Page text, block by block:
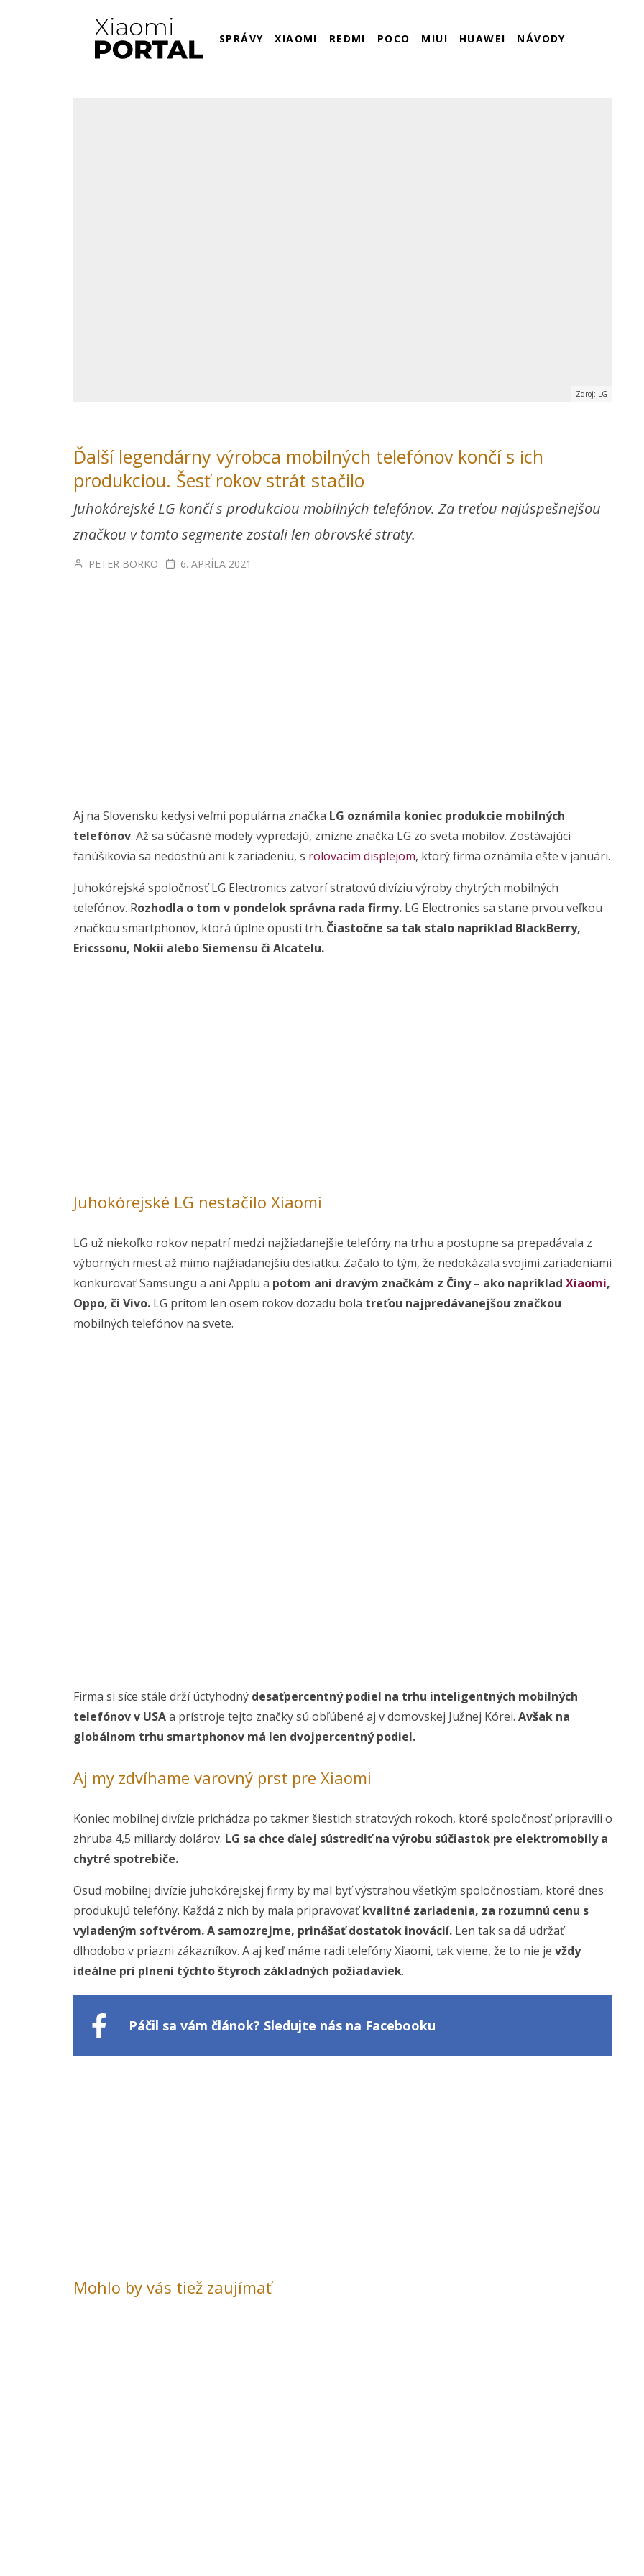
SPRÁVY XIAOMI REDMI POCO MIUI HUAWEI NÁVODY
Zdroj: LG
Ďalší legendárny výrobca mobilných telefónov končí s ich
produkciou. Šesť rokov strát stačilo
Juhokórejské LG končí s produkciou mobilných telefónov. Za treťou najúspešnejšou
značkou v tomto segmente zostali len obrovské straty.
PETER BORKO 6. APRÍLA 2021
Aj na Slovensku kedysi veľmi populárna značka LG oznámila koniec produkcie mobilných
telefónov. Až sa súčasné modely vypredajú, zmizne značka LG zo sveta mobilov. Zostávajúci
fanúšikovia sa nedostnú ani k zariadeniu, s rolovacím displejom, ktorý firma oznámila ešte v januári.
Juhokórejská spoločnosť LG Electronics zatvorí stratovú divíziu výroby chytrých mobilných
telefónov. Rozhodla o tom v pondelok správna rada firmy. LG Electronics sa stane prvou veľkou
značkou smartphonov, ktorá úplne opustí trh. Čiastočne sa tak stalo napríklad BlackBerry,
Ericssonu, Nokii alebo Siemensu či Alcatelu.
Juhokórejské LG nestačilo Xiaomi
LG už niekoľko rokov nepatrí medzi najžiadanejšie telefóny na trhu a postupne sa prepadávala z
výborných miest až mimo najžiadanejšiu desiatku. Začalo to tým, že nedokázala svojimi zariadeniami
konkurovať Samsungu a ani Applu a potom ani dravým značkám z Číny – ako napríklad Xiaomi,
Oppo, či Vivo. LG pritom len osem rokov dozadu bola treťou najpredávanejšou značkou
mobilných telefónov na svete.
Firma si síce stále drží úctyhodný desaťpercentný podiel na trhu inteligentných mobilných
telefónov v USAa prístroje tejto značky sú obľúbené aj v domovskej Južnej Kórei. Avšak na
globálnom trhu smartphonov má len dvojpercentný podiel.
Aj my zdvíhame varovný prst pre Xiaomi
Koniec mobilnej divízie prichádza po takmer šiestich stratových rokoch, ktoré spoločnosť pripravili o
zhruba 4,5 miliardy dolárov. LG sa chce ďalej sústrediť na výrobu súčiastok pre elektromobily a
chytré spotrebiče.
Osud mobilnej divízie juhokórejskej firmy by mal byť výstrahou všetkým spoločnostiam, ktoré dnes
produkujú telefóny. Každá z nich by mala pripravovaťkvalitné zariadenia, za rozumnú cenu s
vyladeným softvérom. A samozrejme, prinášať dostatok inovácií. Len tak sa dá udržať
dlhodobo v priazni zákazníkov. A aj keď máme radi telefóny Xiaomi, tak vieme, že to nie je vždy
ideálne pri plnení týchto štyroch základných požiadaviek.
Páčil sa vám článok? Sledujte nás na Facebooku
Mohlo by vás tiež zaujímať